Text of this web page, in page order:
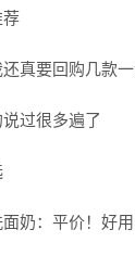
荐
真要回购几款一
过很多遍了
奶：平价！好用